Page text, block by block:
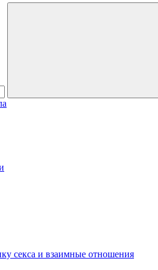
секса и взаимные отношения